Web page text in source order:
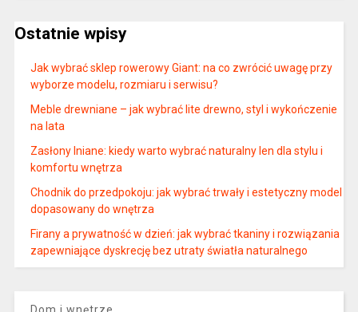
Ostatnie wpisy
Jak wybrać sklep rowerowy Giant: na co zwrócić uwagę przy
wyborze modelu, rozmiaru i serwisu?
Meble drewniane – jak wybrać lite drewno, styl i wykończenie
na lata
Zasłony lniane: kiedy warto wybrać naturalny len dla stylu i
komfortu wnętrza
Chodnik do przedpokoju: jak wybrać trwały i estetyczny model
dopasowany do wnętrza
Firany a prywatność w dzień: jak wybrać tkaniny i rozwiązania
zapewniające dyskrecję bez utraty światła naturalnego